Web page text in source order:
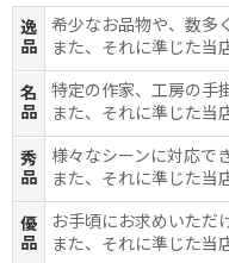
逸
品
希少なお品物や、数多
また、それに準じた当
名
品
特定の作家、工房の手
また、それに準じた当
秀
品
様々なシーンに対応で
また、それに準じた当
優
品
お手頃にお求めいただ
また、それに準じた当